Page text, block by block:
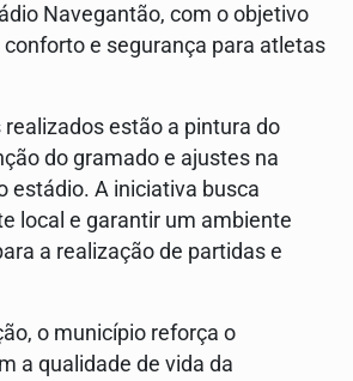
Navegantão, com o objetivo
e segurança para atletas
realizados estão a pintura do
do gramado e ajustes na
estádio. A iniciativa busca
local e garantir um ambiente
a realização de partidas e
o município reforça o
a qualidade de vida da